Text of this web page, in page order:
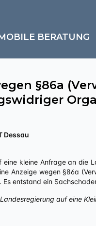
BERATUNG
§86a
Dessau
kleine Anfrage an die
Anzeige wegen §86a
entstand ein
auf eine